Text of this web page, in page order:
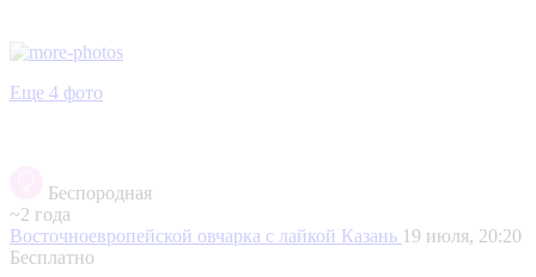
Еще 4 фото
Беспородная
~2 года
Восточноевропейской овчарка с лайкой Казань 19 июля, 20:20
Бесплатно